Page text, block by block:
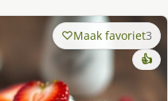
Maak favoriet3
👍